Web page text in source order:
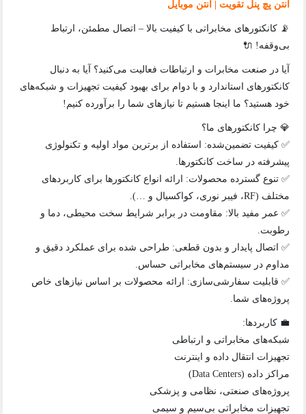
آنتن پچ پنل تقویت | آنتن موبایل
📡 کانکتورهای مخابراتی با کیفیت بالا – اتصال مطمئن، ارتباط
بی‌وقفه! 🔌
آیا در صنعت مخابرات و ارتباطات فعالیت می‌کنید؟ آیا به دنبال
کانکتورهای استاندارد و با دوام برای بهبود کیفیت تجهیزات و شبکه‌های
خود هستید؟ ما اینجا هستیم تا نیازهای شما را برآورده کنیم!
💎 چرا کانکتورهای ما؟
✅ کیفیت تضمین‌شده: استفاده از برترین مواد اولیه و تکنولوژی
پیشرفته در ساخت کانکتورها.
✅ تنوع گسترده محصولات: ارائه انواع کانکتورها برای کاربردهای
مختلف (RF، فیبر نوری، کواکسیال و …).
✅ عمر مفید بالا: مقاومت در برابر شرایط سخت محیطی، دما و
رطوبت.
✅ اتصال پایدار و بدون قطعی: طراحی شده برای عملکرد دقیق و
مداوم در سیستم‌های مخابراتی حساس.
✅ قابلیت سفارشی‌سازی: ارائه محصولات بر اساس نیازهای خاص
پروژه‌های شما.
💼 کاربردها:
شبکه‌های مخابراتی و ارتباطی
تجهیزات انتقال داده و اینترنت
مراکز داده (Data Centers)
پروژه‌های صنعتی، نظامی و پزشکی
تجهیزات مخابراتی بی‌سیم و سیمی